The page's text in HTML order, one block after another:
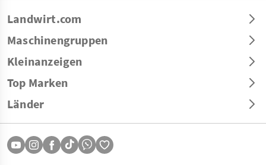
Landwirt.com
Maschinengruppen
Kleinanzeigen
Top Marken
Länder